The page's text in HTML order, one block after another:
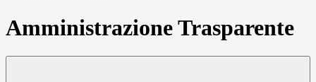
Amministrazione Trasparente